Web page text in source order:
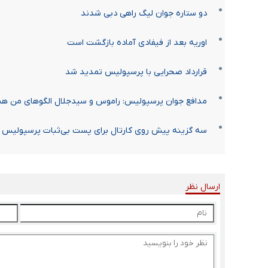
دو ستاره جوان لیگ راهی دبی شدند
اوریه بعد از فیفادی آماده بازگشت است
قرارداد صحرایی با پرسپولیس تمدید شد
مدافع جوان پرسپولیس: راموس و سیدجلال الگوهای من
سه گزینه پیش روی کارتال برای پست بی‌ثبات پرسپولیس
ارسال نظر